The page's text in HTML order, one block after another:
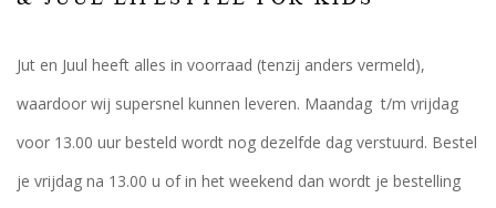
Jut en Juul heeft alles in voorraad (tenzij anders vermeld),
waardoor wij supersnel kunnen leveren. Maandag t/m vrijdag
voor 13.00 uur besteld wordt nog dezelfde dag verstuurd. Bestel
je vrijdag na 13.00 u of in het weekend dan wordt je bestelling